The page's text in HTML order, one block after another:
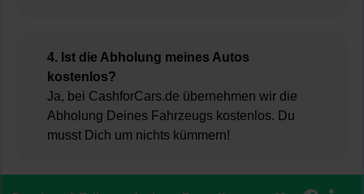
4. Ist die Abholung meines Autos
kostenlos?
Ja, bei CashforCars.de übernehmen wir die
Abholung Deines Fahrzeugs kostenlos. Du
musst Dich um nichts kümmern!